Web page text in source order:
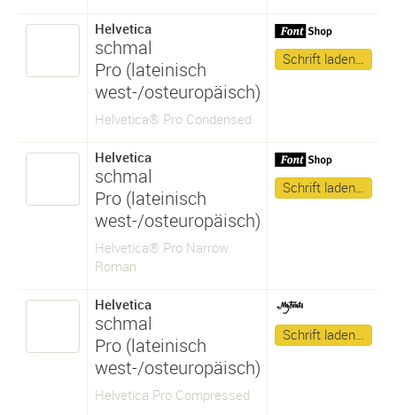
Helvetica
schmal
Pro (lateinisch
west-/osteuropäisch)
Helvetica® Pro Condensed
Schrift laden…
Helvetica
schmal
Pro (lateinisch
west-/osteuropäisch)
Helvetica® Pro Narrow
Roman
Schrift laden…
Helvetica
schmal
Pro (lateinisch
west-/osteuropäisch)
Helvetica Pro Compressed
Schrift laden…